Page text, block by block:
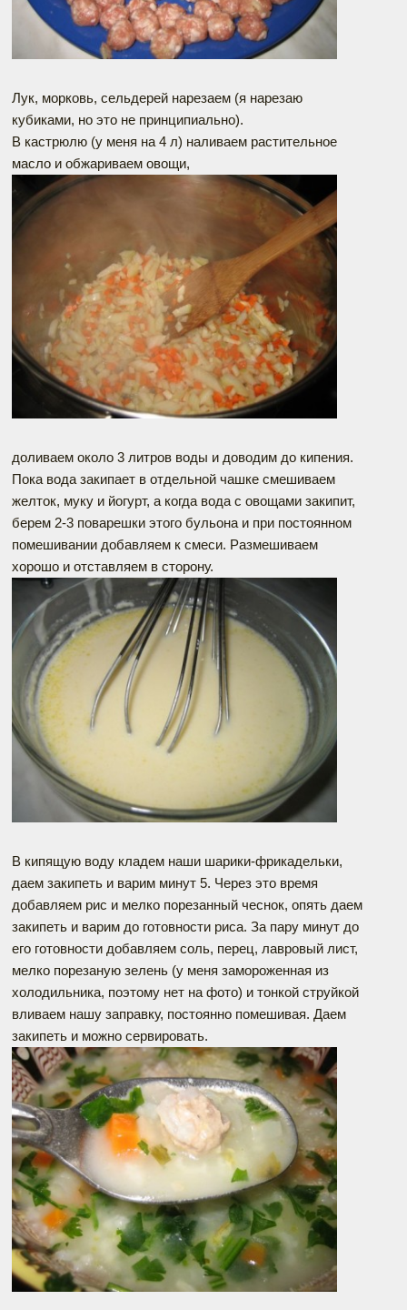
Лук, морковь, сельдерей нарезаем (я нарезаю
кубиками, но это не принципиально).
В кастрюлю (у меня на 4 л) наливаем растительное
масло и обжариваем овощи,
доливаем около 3 литров воды и доводим до кипения.
Пока вода закипает в отдельной чашке смешиваем
желток, муку и йогурт, а когда вода с овощами закипит,
берем 2-3 поварешки этого бульона и при постоянном
помешивании добавляем к смеси. Размешиваем
хорошо и отставляем в сторону.
В кипящую воду кладем наши шарики-фрикадельки,
даем закипеть и варим минут 5. Через это время
добавляем рис и мелко порезанный чеснок, опять даем
закипеть и варим до готовности риса. За пару минут до
его готовности добавляем соль, перец, лавровый лист,
мелко порезаную зелень (у меня замороженная из
холодильника, поэтому нет на фото) и тонкой струйкой
вливаем нашу заправку, постоянно помешивая. Даем
закипеть и можно сервировать.